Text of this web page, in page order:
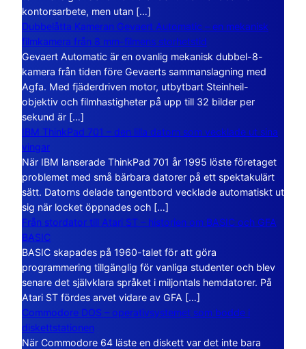
kontorsarbete, men utan […]
Dubbelåtta Kameran Gevaert Automatic – en mekanisk
filmkamera från 8 mm-filmens storhetstid
Gevaert Automatic är en ovanlig mekanisk dubbel-8-
kamera från tiden före Gevaerts sammanslagning med
Agfa. Med fjäderdriven motor, utbytbart Steinheil-
objektiv och filmhastigheter på upp till 32 bilder per
sekund är […]
IBM ThinkPad 701 – den lilla datorn som vecklade ut sina
vingar
När IBM lanserade ThinkPad 701 år 1995 löste företaget
problemet med små bärbara datorer på ett spektakulärt
sätt. Datorns delade tangentbord vecklade automatiskt ut
sig när locket öppnades och […]
Från stordator till Atari ST – historien om BASIC och GFA
BASIC
BASIC skapades på 1960-talet för att göra
programmering tillgänglig för vanliga studenter och blev
senare det självklara språket i miljontals hemdatorer. På
Atari ST fördes arvet vidare av GFA […]
Commodore DOS – operativsystemet som bodde i
diskettstationen
När Commodore 64 läste en diskett var det inte bara